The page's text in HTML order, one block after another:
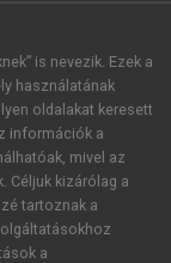
early
of English
vowels of
and
but differs
of the
the
the three
the
is nevezik. Ezek a
használatának
oldalakat keresett
információk a
mivel az
Céljuk kizárólag a
tartoznak a
a